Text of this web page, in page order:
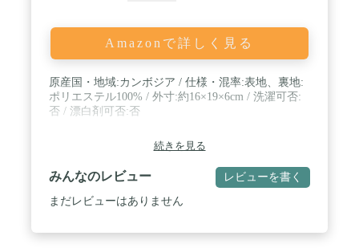
Amazonで詳しく見る
原産国・地域:カンボジア / 仕様・混率:表地、裏地:
ポリエステル100% / 外寸:約16×19×6cm / 洗濯可否:
否 / 漂白剤可否:否
続きを見る
みんなのレビュー レビューを書く
まだレビューはありません